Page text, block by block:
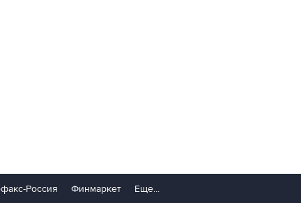
Россия Финмаркет Еще...